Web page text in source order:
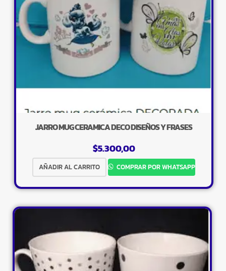
JARRO MUG CERAMICA DECO DISEÑOS Y FRASES
$5.300,00
AÑADIR AL CARRITO COMPRAR POR WHATSAPP